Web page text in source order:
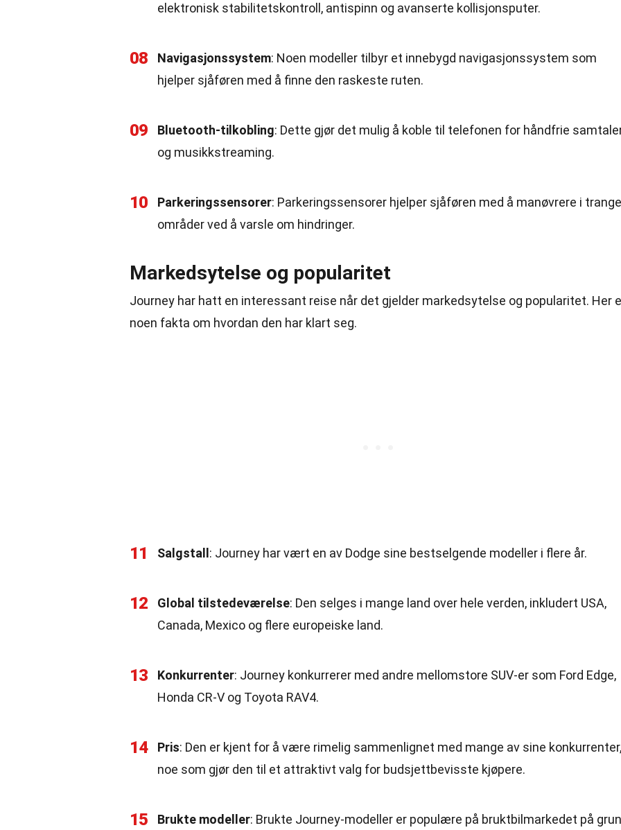
elektronisk stabilitetskontroll, antispinn og avanserte kollisjonsputer.
08 Navigasjonssystem: Noen modeller tilbyr et innebygd navigasjonssystem som
hjelper sjåføren med å finne den raskeste ruten.
09 Bluetooth-tilkobling: Dette gjør det mulig å koble til telefonen for håndfrie
og musikkstreaming.
10 Parkeringssensorer: Parkeringssensorer hjelper sjåføren med å manøvrere i trange
områder ved å varsle om hindringer.
Markedsytelse og popularitet
Journey har hatt en interessant reise når det gjelder markedsytelse og popularitet. Her
noen fakta om hvordan den har klart seg.
11 Salgstall : Journey har vært en av Dodge sine bestselgende modeller i flere år.
12 Global tilstedeværelse: Den selges i mange land over hele verden, inkludert USA,
Canada, Mexico og flere europeiske land.
13 Konkurrenter: Journey konkurrerer med andre mellomstore SUV-er som Ford Edge,
Honda CR-V og Toyota RAV4.
14 Pris: Den er kjent for å være rimelig sammenlignet med mange av sine konkurrenter,
noe som gjør den til et attraktivt valg for budsjettbevisste kjøpere.
15 Brukte modeller: Brukte Journey-modeller er populære på bruktbilmarkedet på